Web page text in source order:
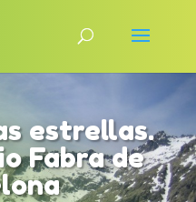
estrellas.
Fabra de